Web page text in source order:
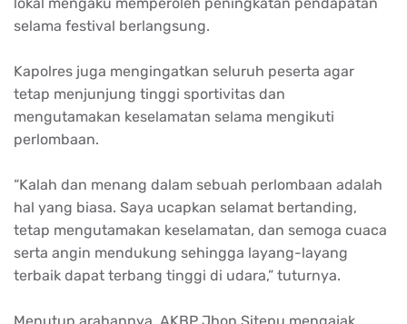
selama festival berlangsung.
Kapolres juga mengingatkan seluruh peserta agar
tetap menjunjung tinggi sportivitas dan
mengutamakan keselamatan selama mengikuti
perlombaan.
“Kalah dan menang dalam sebuah perlombaan adalah
hal yang biasa. Saya ucapkan selamat bertanding,
tetap mengutamakan keselamatan, dan semoga cuaca
serta angin mendukung sehingga layang-layang
terbaik dapat terbang tinggi di udara,” tuturnya.